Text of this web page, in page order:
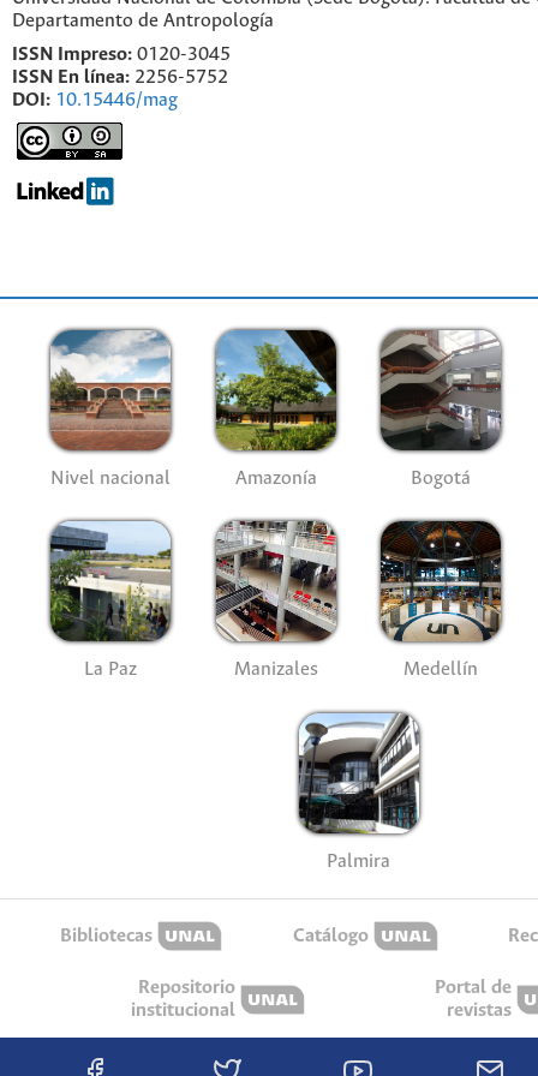
Departamento de Antropología
ISSN Impreso: 0120-3045
ISSN En línea: 2256-5752
DOI: 10.15446/mag
Nivel nacional Amazonía Bogotá
La Paz Manizales Medellín
Palmira
Bibliotecas Catálogo
Repositorio
institucional
Portal de
revistas